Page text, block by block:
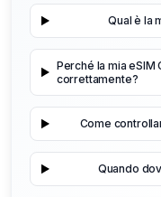
Qual è la
Perché la mia eSIM
correttamente?
Come
Quando